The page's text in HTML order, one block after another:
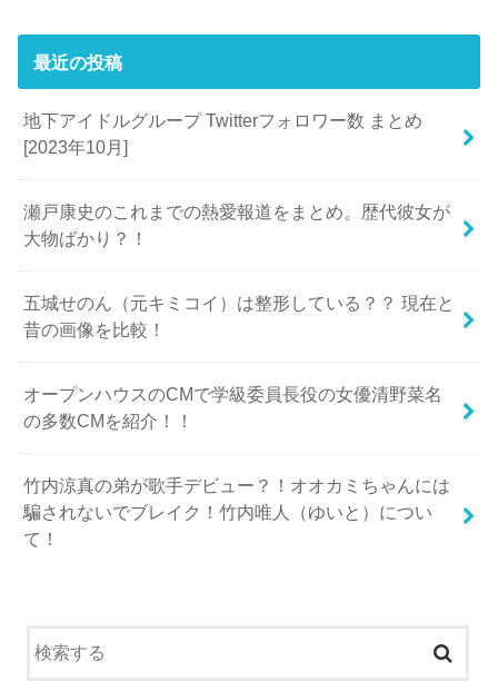
最近の投稿
地下アイドルグループ Twitterフォロワー数 まとめ
[2023年10月]
瀬戸康史のこれまでの熱愛報道をまとめ。歴代彼女が
大物ばかり？！
五城せのん（元キミコイ）は整形している？？ 現在と
昔の画像を比較！
オープンハウスのCMで学級委員長役の女優清野菜名
の多数CMを紹介！！
竹内涼真の弟が歌手デビュー？！オオカミちゃんには
騙されないでブレイク！竹内唯人（ゆいと）につい
て！